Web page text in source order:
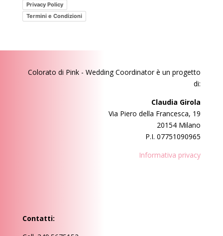
post?
Privacy Policy
Termini e Condizioni
Colorato di Pink - Wedding Coordinatorè un progetto
di:
Claudia Girola
Via Piero della Francesca, 19
20154 Milano
P.I. 07751090965
Informativa privacy
Contatti: